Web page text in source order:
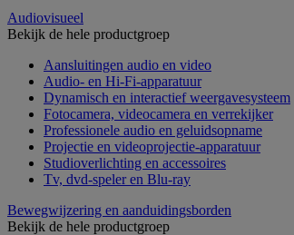
Audiovisueel
Bekijk de hele productgroep
Aansluitingen audio en video
Audio- en Hi-Fi-apparatuur
Dynamisch en interactief weergavesysteem
Fotocamera, videocamera en verrekijker
Professionele audio en geluidsopname
Projectie en videoprojectie-apparatuur
Studioverlichting en accessoires
Tv, dvd-speler en Blu-ray
Bewegwijzering en aanduidingsborden
Bekijk de hele productgroep